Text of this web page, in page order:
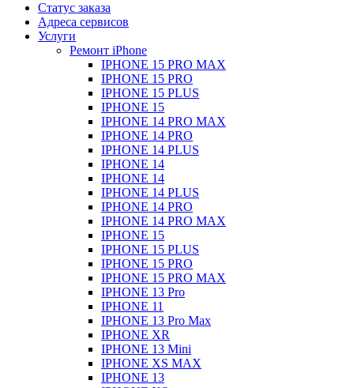
Статус заказа
Адреса сервисов
Услуги
Ремонт iPhone
IPHONE 15 PRO MAX
IPHONE 15 PRO
IPHONE 15 PLUS
IPHONE 15
IPHONE 14 PRO MAX
IPHONE 14 PRO
IPHONE 14 PLUS
IPHONE 14
IPHONE 14
IPHONE 14 PLUS
IPHONE 14 PRO
IPHONE 14 PRO MAX
IPHONE 15
IPHONE 15 PLUS
IPHONE 15 PRO
IPHONE 15 PRO MAX
IPHONE 13 Pro
IPHONE 11
IPHONE 13 Pro Max
IPHONE XR
IPHONE 13 Mini
IPHONE XS MAX
IPHONE 13